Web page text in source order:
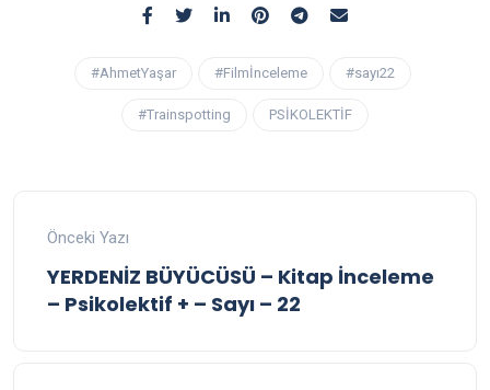
#AhmetYaşar #Filmİnceleme #sayı22
#Trainspotting PSİKOLEKTİF
Önceki Yazı
YERDENİZ BÜYÜCÜSÜ – Kitap İnceleme
– Psikolektif + – Sayı – 22